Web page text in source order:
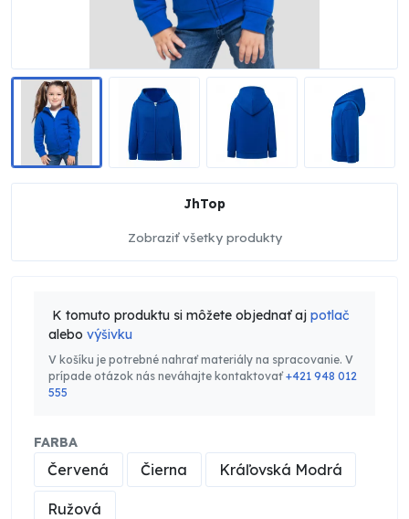
JhTop
Zobraziť všetky produkty
K tomuto produktu si môžete objednať aj potlač
alebo výšivku
V košíku je potrebné nahrať materiály na spracovanie. V
prípade otázok nás neváhajte kontaktovať+421 948 012
555
FARBA
Červená Čierna Kráľovská Modrá
Ružová